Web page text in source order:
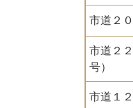
市道２
市道２
号）
市道１